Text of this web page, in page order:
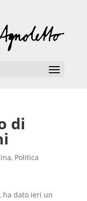
di
, Politica
ha dato ieri un